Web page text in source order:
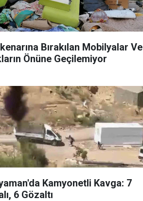
Bırakılan Mobilyalar Ve
Önüne Geçilemiyor
Kamyonetli Kavga: 7
6 Gözaltı